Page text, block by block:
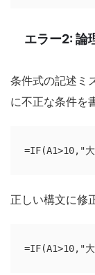
エラー2: 論
条件式の記述ミ
に不正な条件を
=IF(A1>10,"
正しい構文に修
=IF(A1>10,"